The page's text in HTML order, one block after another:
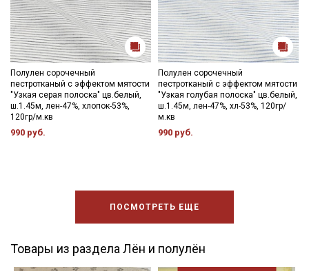
Полулен сорочечный
пестротканый с эффектом мятости
"Узкая серая полоска" цв.белый,
ш.1.45м, лен-47%, хлопок-53%,
120гр/м.кв
990 руб.
Полулен сорочечный
пестротканый с эффектом мятости
"Узкая голубая полоска" цв.белый,
ш.1.45м, лен-47%, хл-53%, 120гр/
м.кв
990 руб.
ПОСМОТРЕТЬ ЕЩЕ
Товары из раздела Лён и полулён